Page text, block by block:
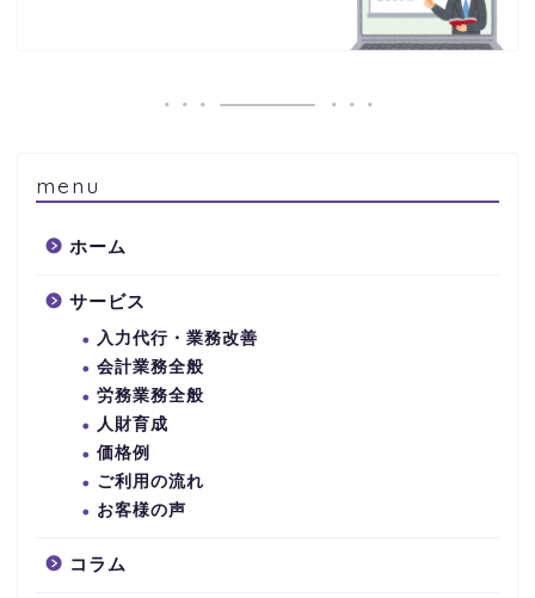
menu
ホーム
サービス
入力代行・業務改善
会計業務全般
労務業務全般
人財育成
価格例
ご利用の流れ
お客様の声
コラム